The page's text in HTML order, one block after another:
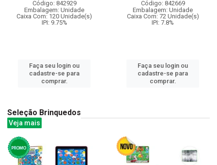
Código: 842929
Embalagem: Unidade
Caixa Com: 120 Unidade(s)
IPI: 9.75%
Faça seu login ou
cadastre-se para
comprar.
Código: 842669
Embalagem: Unidade
Caixa Com: 72 Unidade(s)
IPI: 7.8%
Faça seu login ou
cadastre-se para
comprar.
Seleção Brinquedos
Veja mais